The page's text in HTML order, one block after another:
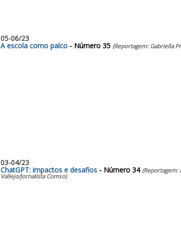
05-06/23
A escola como palco - Número 35 (Reportagem: Gabriella
03-04/23
ChatGPT: impactos e desafios - Número 34 (Reportagem:
Vallejo/Jornalista Comso)